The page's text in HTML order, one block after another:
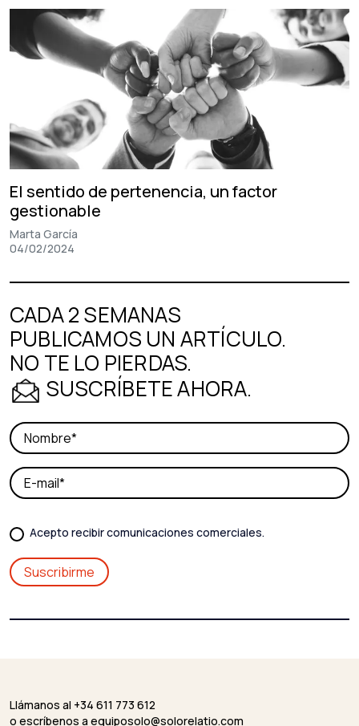
El sentido de pertenencia, un factor
gestionable
Marta García
04/02/2024
CADA 2 SEMANAS
PUBLICAMOS UN ARTÍCULO.
NO TE LO PIERDAS.
SUSCRÍBETE AHORA.
Acepto recibir comunicaciones comerciales.
Llámanos al +34 611 773 612
o escríbenos a equiposolo@solorelatio.com